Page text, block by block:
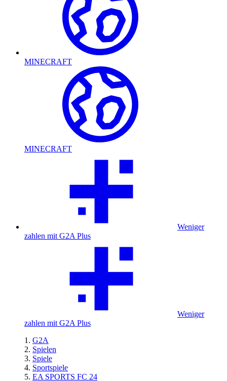
MINECRAFT
MINECRAFT
Weniger
zahlen mit G2A Plus
Weniger
zahlen mit G2A Plus
G2A
Spielen
Spiele
Sportspiele
EA SPORTS FC 24